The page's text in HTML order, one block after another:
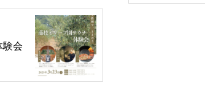
験会